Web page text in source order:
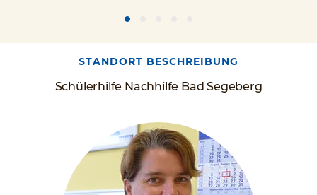
Schülerhilfe Nachhilfe Bad Segeberg
STANDORT BESCHREIBUNG